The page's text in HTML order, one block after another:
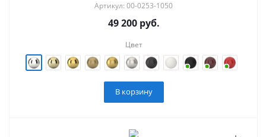
Артикул: 00-0253-1050
49 200руб.
Цвет
В корзину